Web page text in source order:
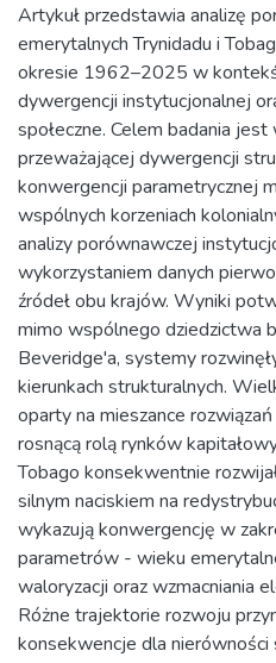
Artykuł przedstawia analizę
emerytalnych Trynidadu i
okresie 1962–2025 w
dywergencji instytucjonalnej
społeczne. Celem badania
przeważającej dywergencji
konwergencji parametrycznej
wspólnych korzeniach
analizy porównawczej
wykorzystaniem danych
źródeł obu krajów. Wyniki
mimo wspólnego dziedzictwa
Beveridge'a, systemy
kierunkach strukturalnych.
oparty na mieszance
rosnącą rolą rynków
Tobago konsekwentnie
silnym naciskiem na
wykazują konwergencję w
parametrów - wieku
waloryzacji oraz wzmacniania
Różne trajektorie rozwoju
konsekwencje dla nierówności